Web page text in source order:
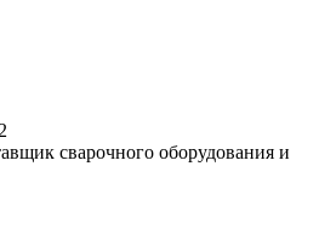
сварочного оборудования и